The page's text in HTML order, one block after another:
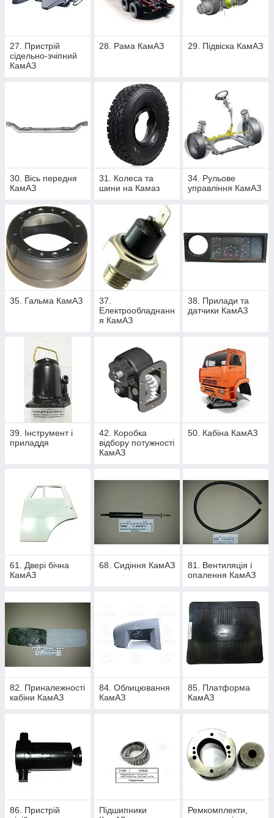
27. Пристрій
сідельно-зчіпний
КамАЗ
28. Рама КамАЗ 29. Підвіска КамАЗ
30. Вісь передня
КамАЗ
31. Колеса та
шини на Камаз
34. Рульове
управління КамАЗ
35. Гальма КамАЗ
37.
Електрообладнанн
я КамАЗ
38. Прилади та
датчики КамАЗ
39. Інструмент і
приладдя
42. Коробка
відбору потужності
КамАЗ
50. Кабіна КамАЗ
61. Двері бічна
КамАЗ
68. Сидіння КамАЗ
81. Вентиляція і
опалення КамАЗ
82. Приналежності
кабіни КамАЗ
84. Облицювання
КамАЗ
85. Платформа
КамАЗ
86. Пристрій
Підшипники
Ремкомплекти,